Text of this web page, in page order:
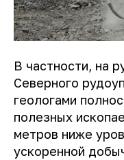
В частности, на
Северного
геологами
полезных
метров ниже
ускоренной